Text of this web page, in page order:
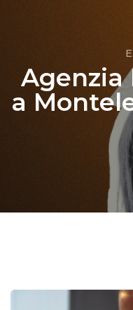
Agenzia
a